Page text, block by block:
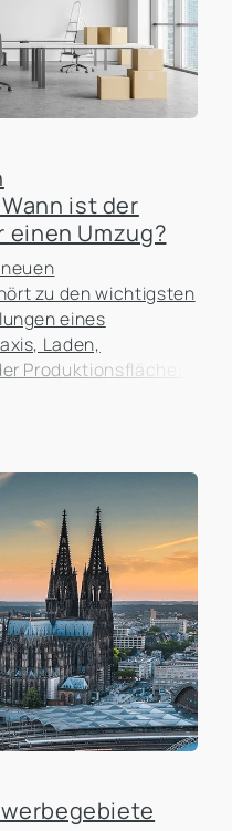
ist der
Umzug?
zu den wichtigsten
eines
Laden,
Produktionsfläche:
für
und die
des
wir häufig,
an einem Standort
werden
geplant, ohne die
ausreichend zu